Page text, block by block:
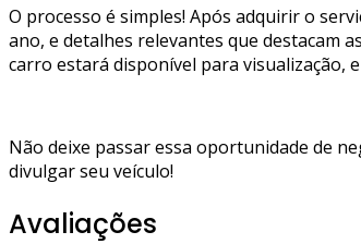
O processo é simples! Após adquirir o
ano, e detalhes relevantes que destacam
carro estará disponível para visualização,
Não deixe passar essa oportunidade de
divulgar seu veículo!
Avaliações